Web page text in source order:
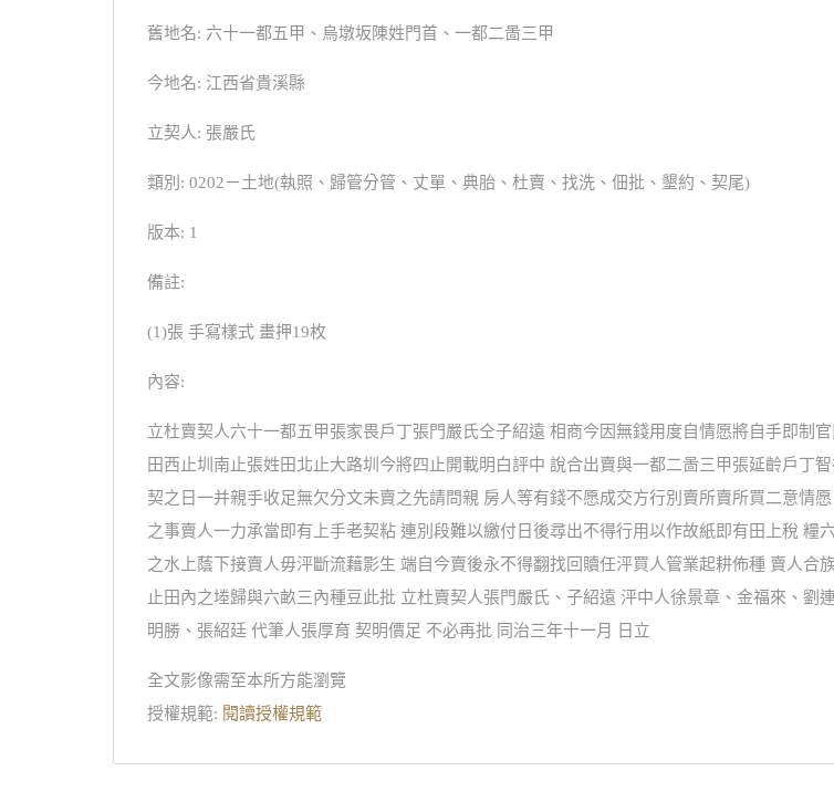
舊地名: 六十一都五甲、烏墩坂陳姓門首、一都二啚三甲
今地名: 江西省貴溪縣
立契人: 張嚴氏
類別: 0202－土地(執照、歸管分管、丈單、典胎、杜賣、找洗、佃批、墾約、契尾)
版本: 1
備註:
(1)張 手寫樣式 畫押19枚
內容:
立杜賣契人六十一都五甲張家畏戶丁張門嚴氏仝子紹遠 相商今因無錢用度自情愿將自手即制
田西止圳南止張姓田北止大路圳今將四止開載明白評中 說合出賣與一都二啚三甲張延齡戶丁
契之日一并親手收足無欠分文未賣之先請問親 房人等有錢不愿成交方行別賣所賣所買二意情
之事賣人一力承當即有上手老契粘 連別段難以繳付日後尋出不得行用以作故紙即有田上稅
之水上蔭下接賣人毋泙斷流藉影生 端自今賣後永不得翻找回贖任泙買人管業起耕佈種 賣人
止田內之堘歸與六畝三內種豆此批 立杜賣契人張門嚴氏、子紹遠 泙中人徐景章、金福來、劉
明勝、張紹廷 代筆人張厚育 契明價足 不必再批 同治三年十一月 日立
全文影像需至本所方能瀏覽
授權規範: 閱讀授權規範